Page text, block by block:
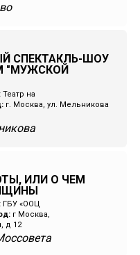
СПЕКТАКЛЬ-ШОУ
"МУЖСКОЙ
Театр на
г. Москва, ул. Мельникова
ИЛИ О ЧЕМ
ГБУ «ООЦ
г Москва,
д 12